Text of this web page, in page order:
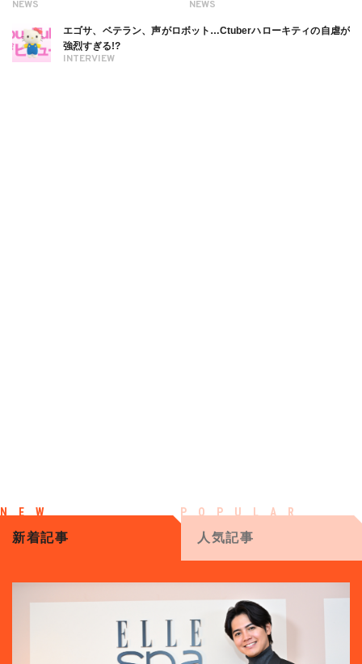
NEWS NEWS
INTERVIEW
エゴサ、ベテラン、声がロボット…Ctuberハローキティの自虐が
強烈すぎる!?
新着記事 人気記事